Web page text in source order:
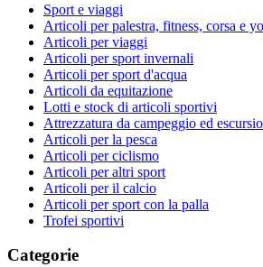
Sport e viaggi
Articoli per palestra, fitness, corsa e
Articoli per viaggi
Articoli per sport invernali
Articoli per sport d'acqua
Articoli da equitazione
Lotti e stock di articoli sportivi
Attrezzatura da campeggio ed
Articoli per la pesca
Articoli per ciclismo
Articoli per altri sport
Articoli per il calcio
Articoli per sport con la palla
Trofei sportivi
Categorie